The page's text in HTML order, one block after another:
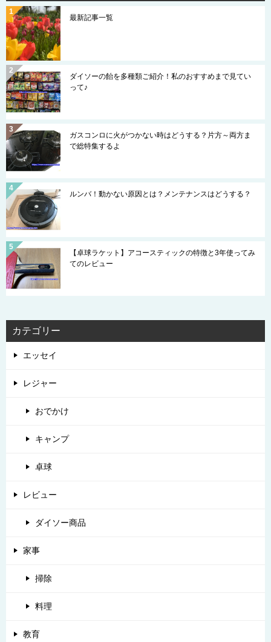
最新記事一覧
ダイソーの飴を多種類ご紹介！私のおすすめまで見てい
って♪
ガスコンロに火がつかない時はどうする？片方～両方ま
で総特集するよ
ルンバ！動かない原因とは？メンテナンスはどうする？
【卓球ラケット】アコースティックの特徴と3年使ってみ
てのレビュー
カテゴリー
エッセイ
レジャー
おでかけ
キャンプ
卓球
レビュー
ダイソー商品
家事
掃除
料理
教育